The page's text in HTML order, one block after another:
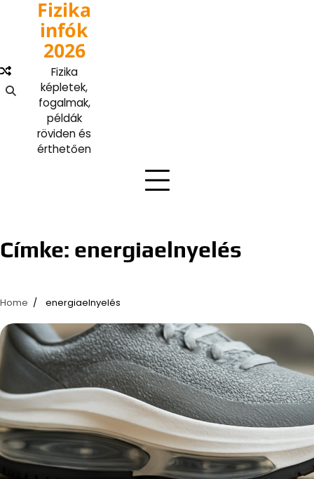
content
Fizika
infók
2026
Fizika
képletek,
fogalmak,
példák
röviden és
érthetően
Címke: energiaelnyelés
Home energiaelnyelés